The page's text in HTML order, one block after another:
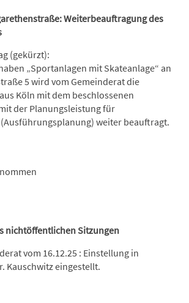
Weiterbeauftragung des
(gekürzt):
„Sportanlagen mit Skateanlage“ an
5 wird vom Gemeinderat die
Köln mit dem beschlossenen
der Planungsleistung für
weiter beauftragt.
nichtöffentlichen Sitzungen
vom 16.12.25 : Einstellung in
Kauschwitz eingestellt.